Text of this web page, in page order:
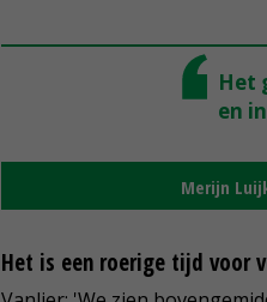
Het
en
Merijn
Het is een roerige tijd voor